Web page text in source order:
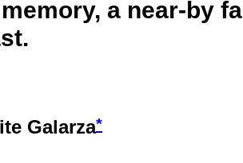
a near-by
Galarza*